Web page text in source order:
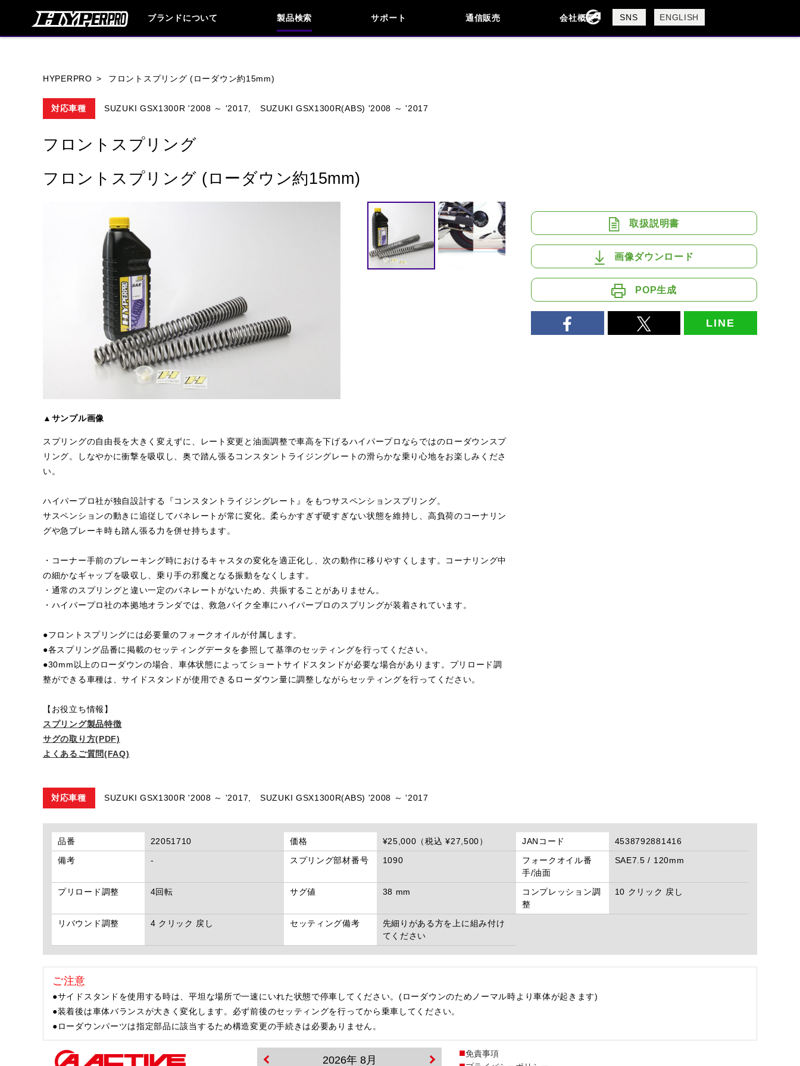
ブランドについて 製品検索 サポート
お問い合わせ
よくあるご質問
通信販売 会社概要
会社概要
採用情報
SNS ENGLISH
閉じる
HYPERPRO フロントスプリング (ローダウン約15mm)
対応車種 SUZUKI GSX1300R '2008 ～ '2017, SUZUKI GSX1300R(ABS) '2008 ～ '2017
フロントスプリング
フロントスプリング (ローダウン約15mm)
▲サンプル画像
スプリングの自由長を大きく変えずに、レート変更と油面調整で車高を下げるハイパープロならではのローダウンスプ
リング。しなやかに衝撃を吸収し、奥で踏ん張るコンスタントライジングレートの滑らかな乗り心地をお楽しみくださ
い。
ハイパープロ社が独自設計する『コンスタントライジングレート』をもつサスペンションスプリング。
サスペンションの動きに追従してバネレートが常に変化。柔らかすぎず硬すぎない状態を維持し、高負荷のコーナリン
グや急ブレーキ時も踏ん張る力を併せ持ちます。
・コーナー手前のブレーキング時におけるキャスタの変化を適正化し、次の動作に移りやすくします。コーナリング中
の細かなギャップを吸収し、乗り手の邪魔となる振動をなくします。
・通常のスプリングと違い一定のバネレートがないため、共振することがありません。
・ハイパープロ社の本拠地オランダでは、救急バイク全車にハイパープロのスプリングが装着されています。
●フロントスプリングには必要量のフォークオイルが付属します。
●各スプリング品番に掲載のセッティングデータを参照して基準のセッティングを行ってください。
●30mm以上のローダウンの場合、車体状態によってショートサイドスタンドが必要な場合があります。プリロード調
整ができる車種は、サイドスタンドが使用できるローダウン量に調整しながらセッティングを行ってください。
【お役立ち情報】
スプリング製品特徴
サグの取り方(PDF)
よくあるご質問(FAQ)
取扱説明書
画像ダウンロード
POP生成
LINE
対応車種 SUZUKI GSX1300R '2008 ～ '2017, SUZUKI GSX1300R(ABS) '2008 ～ '2017
品番 22051710 価格 ¥25,000（税込 ¥27,500） JANコード
4538792881416
備考
- スプリング部材番号 1090
フォークオイル番
手/油面
SAE7.5 / 120mm
プリロード調整 4回転 サグ値 38 mm
コンプレッション調
整
10 クリック 戻し
リバウンド調整 4 クリック 戻し セッティング備考
先細りがある方を上に組み付け
てください
ご注意
●サイドスタンドを使用する時は、平坦な場所で一速にいれた状態で停車してください。(ローダウンのためノーマル時より車体が起きます)
●装着後は車体バランスが大きく変化します。必ず前後のセッティングを行ってから乗車してください。
●ローダウンパーツは指定部品に該当するため構造変更の手続きは必要ありません。
2026年 8月
免責事項